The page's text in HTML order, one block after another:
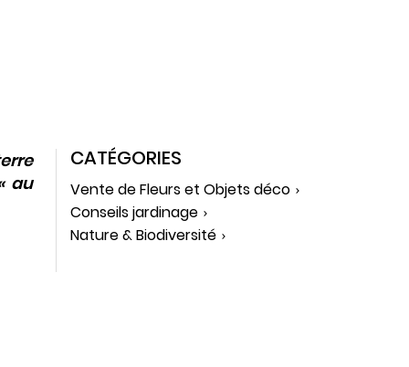
au
CATÉGORIES
Vente de Fleurs et Objets déco
Conseils jardinage
Nature & Biodiversité